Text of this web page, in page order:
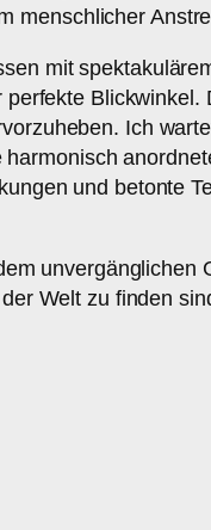
menschlicher
mit
Blickwinkel.
Ich
und betonte
unvergänglichen
Welt zu finden